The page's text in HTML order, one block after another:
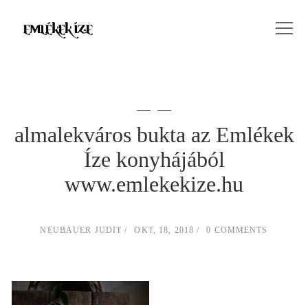
almalekváros bukta az Emlékek
Íze konyhájából
www.emlekekize.hu
NEUBAUER JUDIT OKT, 18, 2018 0 COMMENTS